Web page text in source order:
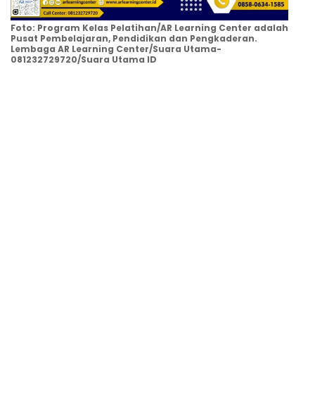
Foto: Program Kelas Pelatihan/AR Learning Center adalah
Pusat Pembelajaran, Pendidikan dan Pengkaderan.
Lembaga AR Learning Center/Suara Utama-
081232729720/Suara Utama ID